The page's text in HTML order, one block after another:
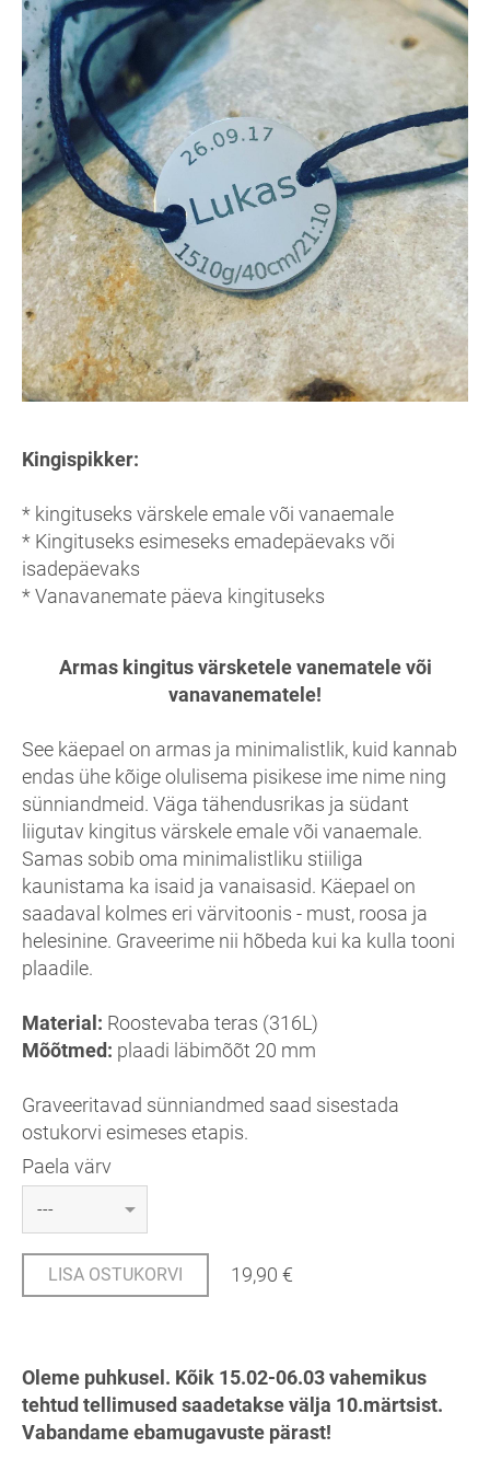
Kingispikker:
* kingituseks värskele emale või vanaemale
* Kingituseks esimeseks emadepäevaks või
isadepäevaks
* Vanavanemate päeva kingituseks
Armas kingitus värsketele vanematele või
vanavanematele!
See käepael on armas ja minimalistlik, kuid kannab
endas ühe kõige olulisema pisikese ime nime ning
sünniandmeid. Väga tähendusrikas ja südant
liigutav kingitus värskele emale või vanaemale.
Samas sobib oma minimalistliku stiiliga
kaunistama ka isaid ja vanaisasid. Käepael on
saadaval kolmes eri värvitoonis - must, roosa ja
helesinine. Graveerime nii hõbeda kui ka kulla tooni
plaadile.
Material: Roostevaba teras (316L)
Mõõtmed: plaadi läbimõõt 20 mm
Graveeritavad sünniandmed saad sisestada
ostukorvi esimeses etapis.
Paela värv
LISA OSTUKORVI 19,90 €
Oleme puhkusel. Kõik 15.02-06.03 vahemikus
tehtud tellimused saadetakse välja 10.märtsist.
Vabandame ebamugavuste pärast!